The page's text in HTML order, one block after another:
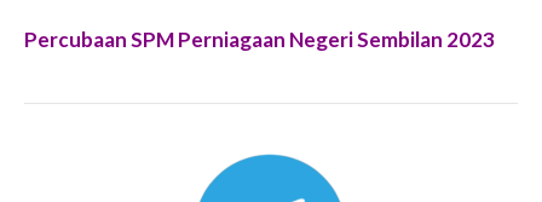
Percubaan SPM Perniagaan Negeri Sembilan 2023